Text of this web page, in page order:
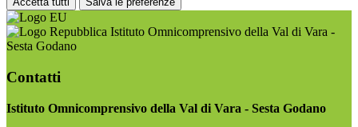
Istituto Omnicomprensivo della Val di Vara -
Sesta Godano
Contatti
Istituto Omnicomprensivo della Val di Vara - Sesta Godano